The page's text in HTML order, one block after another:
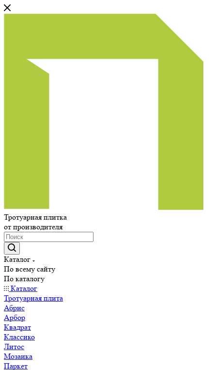
Тротуарная плитка
от производителя
Каталог
По всему сайту
По каталогу
Каталог
Тротуарная плита
Абрис
Арбор
Квадрат
Классико
Литос
Мозаика
Паркет